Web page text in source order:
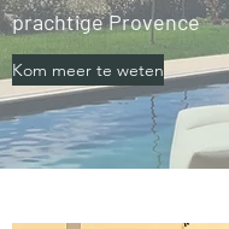
prachtige Provence
Kom meer te weten